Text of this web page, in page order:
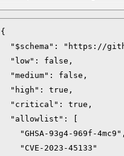
{
"$schema": "https://
  "low": false,
  "medium": false,
  "high": true,
  "critical": true,
  "allowlist": [
    "GHSA-93g4-969f-4mc9",
    "CVE-2023-45133"